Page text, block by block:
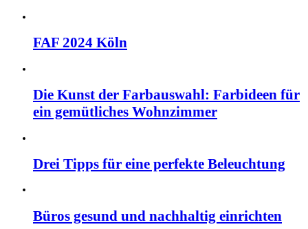
FAF 2024 Köln
Die Kunst der Farbauswahl: Farbideen für
ein gemütliches Wohnzimmer
Drei Tipps für eine perfekte Beleuchtung
Büros gesund und nachhaltig einrichten